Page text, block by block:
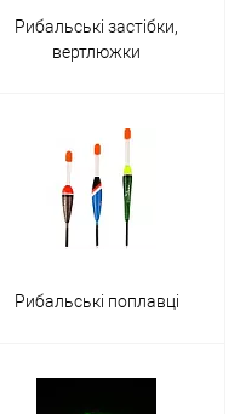
Рибальські застібки,
вертлюжки
Рибальські поплавці